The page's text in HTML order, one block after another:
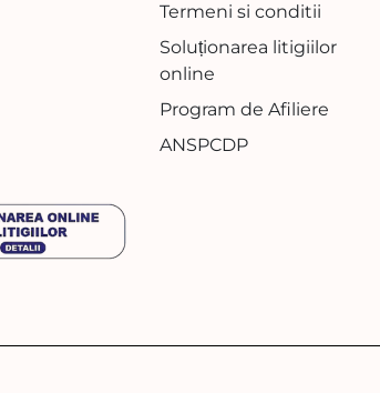
Termeni si conditii
Soluționarea litigiilor
online
Program de Afiliere
ANSPCDP